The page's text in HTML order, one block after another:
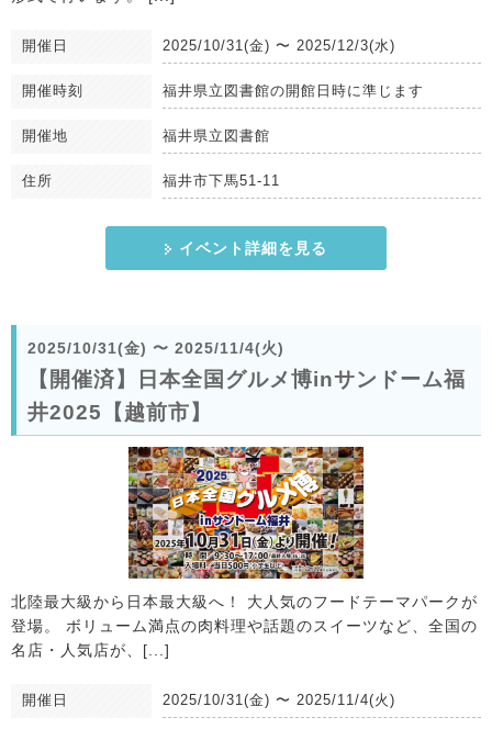
開催日 2025/10/31(金) 〜 2025/12/3(水)
開催時刻 福井県立図書館の開館日時に準じます
開催地 福井県立図書館
住所 福井市下馬51-11
イベント詳細を見る
2025/10/31(金) 〜 2025/11/4(火)
【開催済】日本全国グルメ博inサンドーム福
井2025【越前市】
北陸最大級から日本最大級へ！ 大人気のフードテーマパークが
登場。 ボリューム満点の肉料理や話題のスイーツなど、全国の
名店・人気店が、[...]
開催日 2025/10/31(金) 〜 2025/11/4(火)